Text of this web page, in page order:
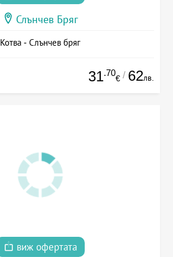
Слънчев Бряг
Котва - Слънчев бряг
31.70
€ / 62лв.
виж офертата